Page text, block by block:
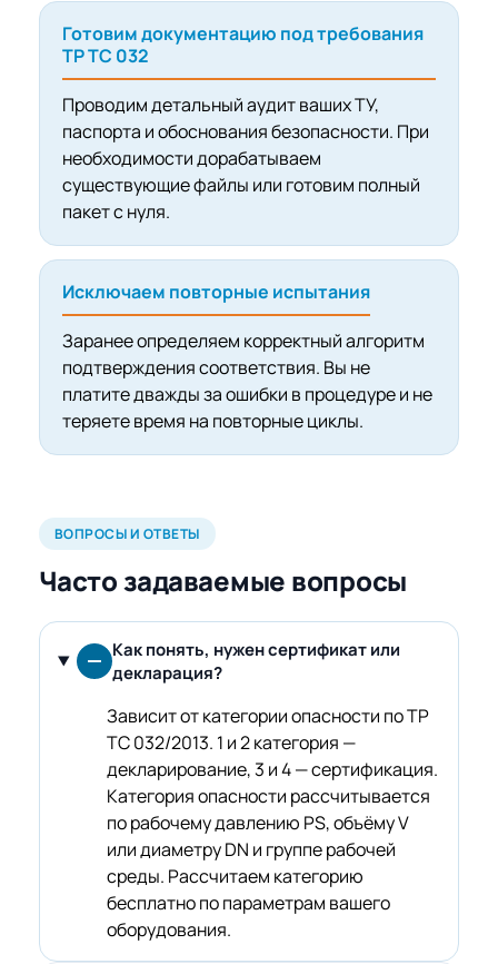
Готовим документацию под требования
ТР ТС 032
Проводим детальный аудит ваших ТУ,
паспорта и обоснования безопасности. При
необходимости дорабатываем
существующие файлы или готовим полный
пакет с нуля.
Исключаем повторные испытания
Заранее определяем корректный алгоритм
подтверждения соответствия. Вы не
платите дважды за ошибки в процедуре и не
теряете время на повторные циклы.
ВОПРОСЫ И ОТВЕТЫ
Часто задаваемые вопросы
Как понять, нужен сертификат или
декларация?
Зависит от категории опасности по ТР
ТС 032/2013. 1 и 2 категория —
декларирование, 3 и 4 — сертификация.
Категория опасности рассчитывается
по рабочему давлению PS, объёму V
или диаметру DN и группе рабочей
среды. Рассчитаем категорию
бесплатно по параметрам вашего
оборудования.